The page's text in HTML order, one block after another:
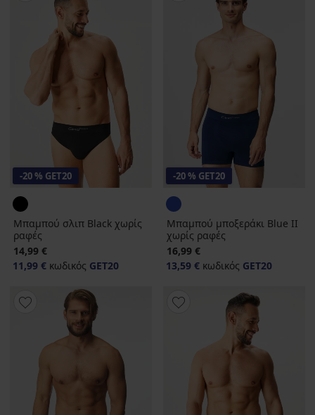
-20 % GET20
Μπαμπού σλιπ Black χωρίς
ραφές
14,99 €
11,99 € κωδικός GET20
-20 % GET20
Μπαμπού μποξεράκι Blue II
χωρίς ραφές
16,99 €
13,59 € κωδικός GET20